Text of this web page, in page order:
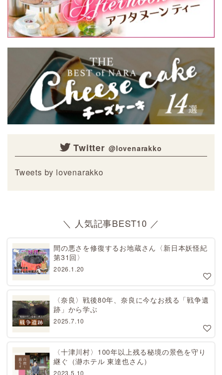
Twitter
Tweets by lovenarakko
＼ 人気記事BEST10 ／
間の悪さを修復するお地蔵さん〈新日本妖怪紀
第31回〉
2026.1.20
〈奈良〉戦後80年、奈良に今なお残る「戦争遺
跡」から学ぶ
2025.7.10
〈十津川村〉100年以上残る秘境の景色を守り
継ぐ（瀞ホテル 東達也さん）
2023.5.10